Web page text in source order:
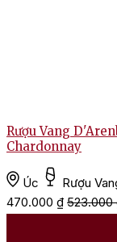
Rượu Vang
Chardonnay
Úc Rượu
470.000 ₫ 523.000